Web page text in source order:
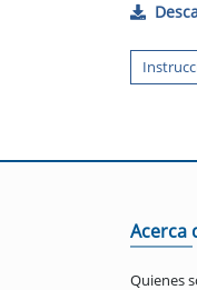
Acerca
Quienes